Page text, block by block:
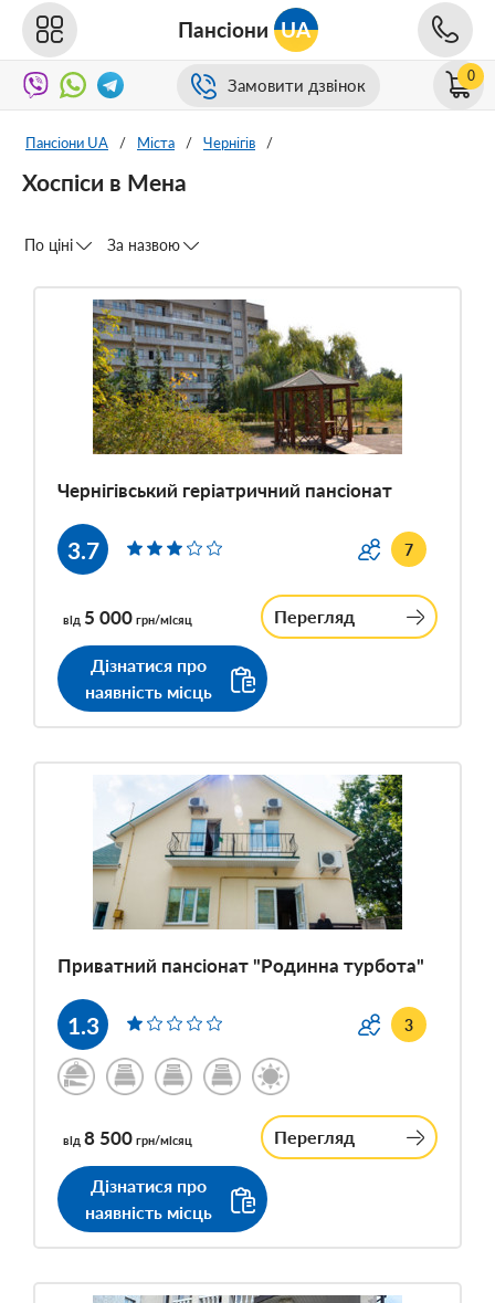
Пансіони UA
Замовити дзвінок 0
Пансіони UA / Міста / Чернігів /
Хоспіси в Мена
По ціні За назвою
Чернігівський геріатричний пансіонат
3.7 7
від 5 000 грн/місяц Перегляд
Дізнатися про
наявність місць
Приватний пансіонат "Родинна турбота"
1.3 3
від 8 500 грн/місяц Перегляд
Дізнатися про
наявність місць